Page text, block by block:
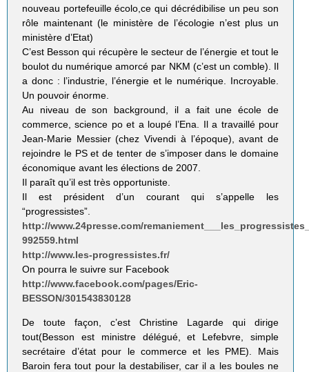
nouveau portefeuille écolo,ce qui décrédibilise un peu son
rôle maintenant (le ministère de l’écologie n’est plus un
ministère d’Etat)
C’est Besson qui récupère le secteur de l’énergie et tout le
boulot du numérique amorcé par NKM (c’est un comble). Il
a donc : l’industrie, l’énergie et le numérique. Incroyable.
Un pouvoir énorme.
Au niveau de son background, il a fait une école de
commerce, science po et a loupé l’Ena. Il a travaillé pour
Jean-Marie Messier (chez Vivendi à l’époque), avant de
rejoindre le PS et de tenter de s’imposer dans le domaine
économique avant les élections de 2007.
Il paraît qu’il est très opportuniste.
Il est président d’un courant qui s’appelle les
“progressistes”.
http://www.24presse.com/
992559.html
http://www.les-progressistes.fr/
On pourra le suivre sur Facebook
http://www.facebook.com/pages/Eric-
BESSON/301543830128
De toute façon, c’est Christine Lagarde qui dirige
tout(Besson est ministre délégué, et Lefebvre, simple
secrétaire d’état pour le commerce et les PME). Mais
Baroin fera tout pour la destabiliser, car il a les boules ne